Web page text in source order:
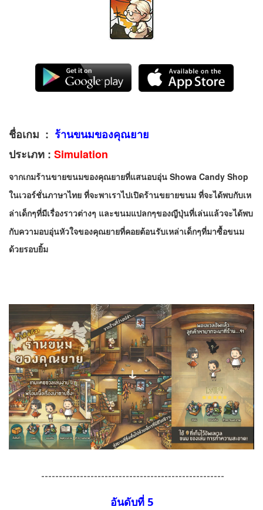
ชื่อเกม : ร้านขนมของคุณยาย
ประเภท : Simulation
จากเกมร้านขายขนมของคุณยายที่แสนอบอุ่น Showa Candy Shop
ในเวอร์ชั่นภาษาไทย ที่จะพาเราไปเปิดร้านขยายขนม ที่จะได้พบกับเห
ล่าเด็กๆที่มีเรื่องราวต่างๆ และขนมแปลกๆของญีปุ่นที่เล่นแล้วจะได้พบ
กับความอบอุ่นหัวใจของคุณยายที่คอยต้อนรับเหล่าเด็กๆที่มาซื้อขนม
ด้วยรอบยิ้ม
----------------------------------------------------
อันดับที่ 5